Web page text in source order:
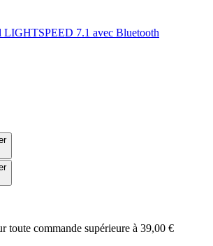
LIGHTSPEED 7.1 avec Bluetooth
toute commande supérieure à 39,00 €